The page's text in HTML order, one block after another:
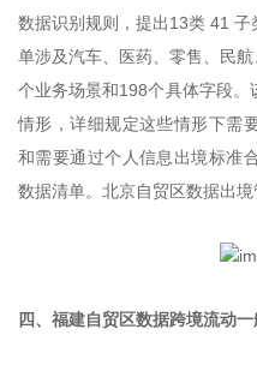
数据识别规则，提出13类 41
单涉及汽车、医药、零售、民
个业务场景和198个具体字段
情形，详细规定这些情形下需
和需要通过个人信息出境标准
数据清单。北京自贸区数据出境
四、福建自贸区数据跨境流动